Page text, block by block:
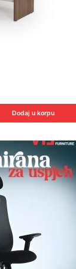
Dodaj u korpu